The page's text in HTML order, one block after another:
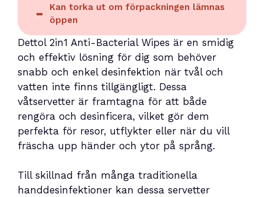
Kan torka ut om förpackningen lämnas
öppen
Dettol 2in1 Anti-Bacterial Wipes är en smidig
och effektiv lösning för dig som behöver
snabb och enkel desinfektion när tvål och
vatten inte finns tillgängligt. Dessa
våtservetter är framtagna för att både
rengöra och desinficera, vilket gör dem
perfekta för resor, utflykter eller när du vill
fräscha upp händer och ytor på språng.
Till skillnad från många traditionella
handdesinfektioner kan dessa servetter